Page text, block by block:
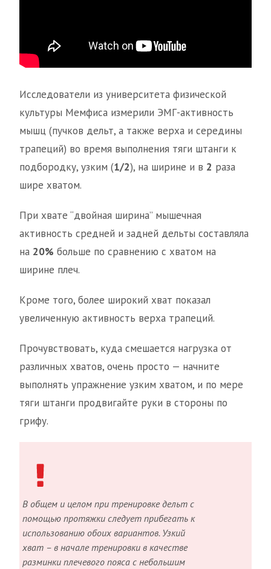
Исследователи из университета физической
культуры Мемфиса измерили ЭМГ-активность
мышц (пучков дельт, а также верха и середины
трапеций) во время выполнения тяги штанги к
подбородку, узким (1/2), на ширине и в 2 раза
шире хватом.
При хвате “двойная ширина” мышечная
активность средней и задней дельты составляла
на 20% больше по сравнению с хватом на
ширине плеч.
Кроме того, более широкий хват показал
увеличенную активность верха трапеций.
Прочувствовать, куда смешается нагрузка от
различных хватов, очень просто — начните
выполнять упражнение узким хватом, и по мере
тяги штанги продвигайте руки в стороны по
грифу.
В общем и целом при тренировке дельт с
помощью протяжки следует прибегать к
использованию обоих вариантов. Узкий
хват – в начале тренировки в качестве
разминки плечевого пояса с небольшим